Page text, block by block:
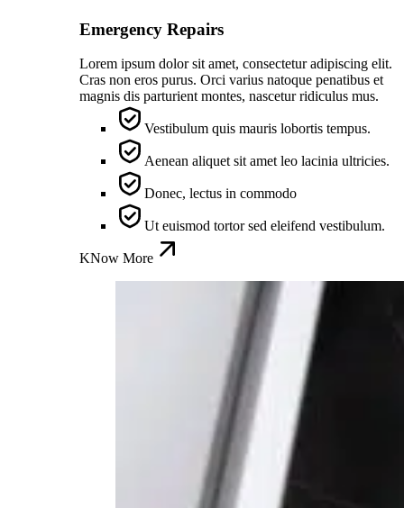
Emergency Repairs
Lorem ipsum dolor sit amet, consectetur adipiscing elit.
Cras non eros purus. Orci varius natoque penatibus et
magnis dis parturient montes, nascetur ridiculus mus.
Vestibulum quis mauris lobortis tempus.
Aenean aliquet sit amet leo lacinia ultricies.
Donec, lectus in commodo
Ut euismod tortor sed eleifend vestibulum.
KNow More